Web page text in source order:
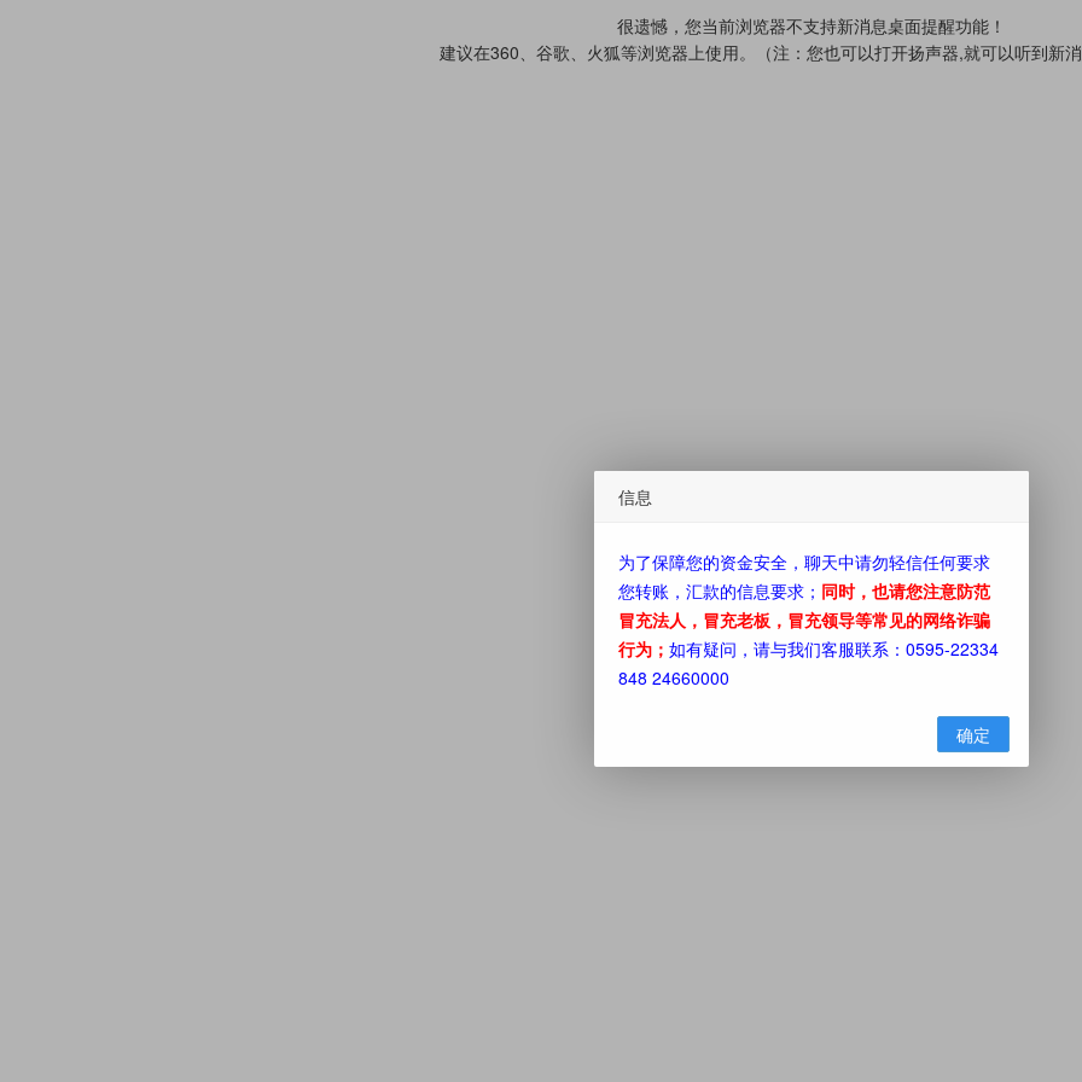
很遗憾，您当前浏览器不支持新消息桌面提醒功能！
建议在360、谷歌、火狐等浏览器上使用。（注：您也可以打开扬声器,就可以听到新消
信息
为了保障您的资金安全，聊天中请勿轻信任何要求
您转账，汇款的信息要求； 同时，也请您注意防范
冒充法人，冒充老板，冒充领导等常见的网络诈骗
行为； 如有疑问，请与我们客服联系：0595-22334
848 24660000
确定